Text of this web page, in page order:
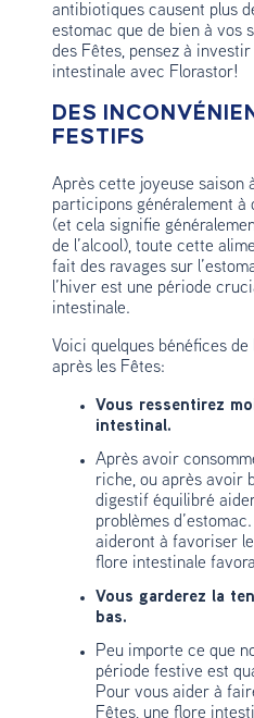
antibiotiques causent plus
estomac que de bien à vos
des Fêtes, pensez à
intestinale avec Florastor!
DES
FESTIFS
Après cette joyeuse saison
participons généralement
(et cela signifie
de l’alcool), toute cette
fait des ravages sur
l’hiver est une période
intestinale.
Voici quelques bénéfices
après les Fêtes:
Vous ressentirez
intestinal.
Après avoir
riche, ou après avoir
digestif équilibré
problèmes
aideront à favoriser le
flore intestinale
Vous garderez la
bas.
Peu importe ce que
période festive est
Pour vous aider à
Fêtes, une flore